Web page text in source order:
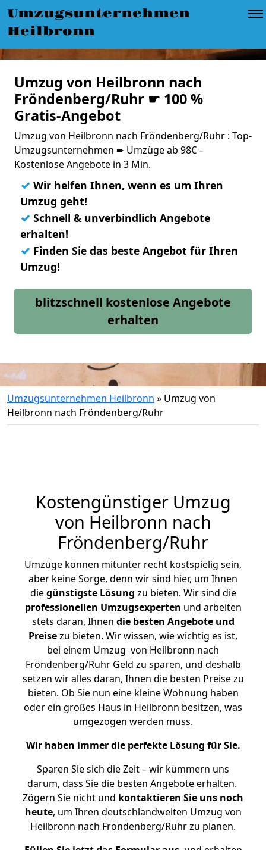
Umzugsunternehmen
Heilbronn
Umzug von Heilbronn nach
Fröndenberg/Ruhr ☛ 100 %
Gratis-Angebot
Umzug von Heilbronn nach Fröndenberg/Ruhr : Top-
Umzugsunternehmen ➨ Umzüge ab 98€ –
Kostenlose Angebote in 3 Min.
✓ Wir helfen Ihnen, wenn es um Ihren
Umzug geht!
✓ Schnell & unverbindlich Angebote
erhalten!
✓ Finden Sie das beste Angebot für Ihren
Umzug!
blitzschnell kostenlose Angebote
erhalten
Umzugsunternehmen Heilbronn » Umzug von
Heilbronn nach Fröndenberg/Ruhr
Kostengünstiger Umzug
von Heilbronn nach
Fröndenberg/Ruhr
Umzüge können mitunter recht kostspielig sein,
aber keine Sorge, denn wir sind hier, um Ihnen
diegünstigste Lösung zu bieten. Wir sind die
professionellen Umzugsexperten und arbeiten
stets daran, Ihnen die besten Angebote und
Preisezu bieten. Wir wissen, wie wichtig es ist,
bei einem Umzug von Heilbronn nach
Fröndenberg/Ruhr Geld zu sparen, und deshalb
setzen wir alles daran, Ihnen die besten Preise zu
bieten. Ob Sie nun eine kleine Wohnung haben
oder ein großes Haus in Heilbronn besitzen, was
umgezogen werden muss.
Wir haben immer die perfekte Lösung für Sie.
Sparen Sie sich die Zeit – wir kümmern uns
darum, dass Sie die besten Angebote erhalten.
Zögern Sie nicht und kontaktieren Sie uns noch
heute, um Ihren deutschlandweiten Umzug von
Heilbronn nach Fröndenberg/Ruhr zu planen.